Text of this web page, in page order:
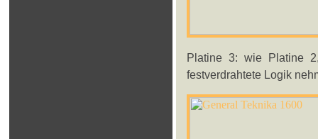
Platine 3: wie Platine
festverdrahtete Logik